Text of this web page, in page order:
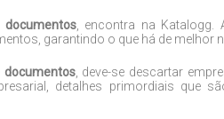
, encontra na Katalogg.
garantindo o que há de melhor
, deve-se descartar
detalhes primordiais que